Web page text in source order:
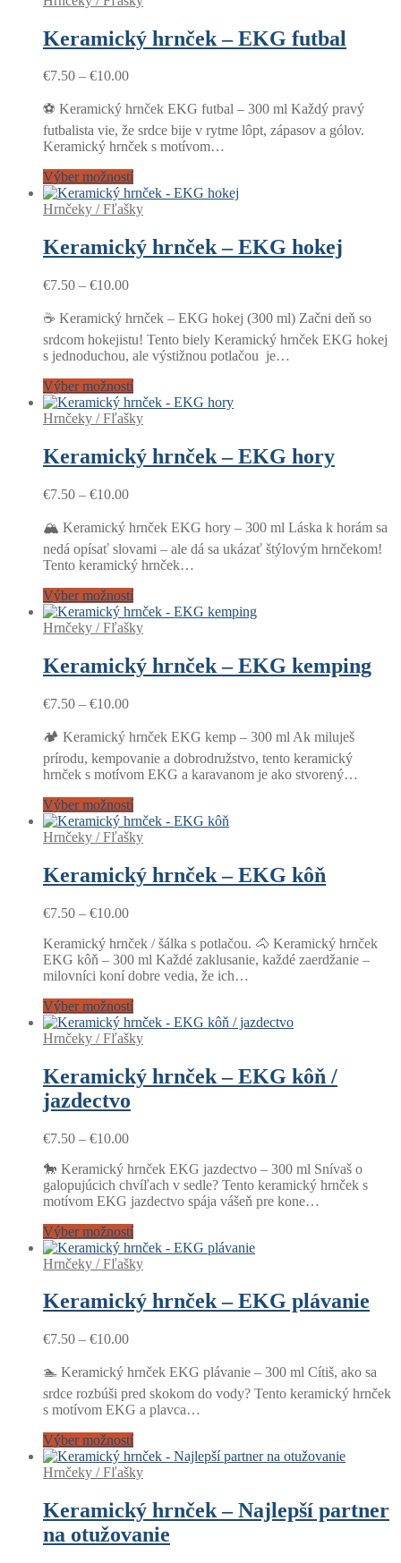
Keramický hrnček – EKG futbal
€7.50 – €10.00Price
€7.50
through
€10.00
⚽ Keramický hrnček EKG futbal – 300 ml Každý pravý
futbalista vie, že srdce bije v rytme lôpt, zápasov a gólov.
Keramický hrnček s motívom…
Výber možností
Hrnčeky / Fľašky
Keramický hrnček – EKG hokej
€7.50 – €10.00Price
€7.50
through
€10.00
☕ Keramický hrnček – EKG hokej (300 ml) Začni deň so
srdcom hokejistu! Tento biely Keramický hrnček EKG hokej
s jednoduchou, ale výstižnou potlačou je…
Výber možností
Hrnčeky / Fľašky
Keramický hrnček – EKG hory
€7.50 – €10.00Price
€7.50
through
€10.00
🏔️ Keramický hrnček EKG hory – 300 ml Láska k horám sa
nedá opísať slovami – ale dá sa ukázať štýlovým hrnčekom!
Tento keramický hrnček…
Výber možností
Hrnčeky / Fľašky
Keramický hrnček – EKG kemping
€7.50 – €10.00Price
€7.50
through
€10.00
🏕️ Keramický hrnček EKG kemp – 300 ml Ak miluješ
prírodu, kempovanie a dobrodružstvo, tento keramický
hrnček s motívom EKG a karavanom je ako stvorený…
Výber možností
Hrnčeky / Fľašky
Keramický hrnček – EKG kôň
€7.50 – €10.00Price
€7.50
through
€10.00
Keramický hrnček / šálka s potlačou. 🐴 Keramický hrnček
EKG kôň – 300 ml Každé zaklusanie, každé zaerdžanie –
milovníci koní dobre vedia, že ich…
Výber možností
Hrnčeky / Fľašky
Keramický hrnček – EKG kôň /
jazdectvo
€7.50 – €10.00Price
€7.50
through
€10.00
🐎 Keramický hrnček EKG jazdectvo – 300 ml Snívaš o
galopujúcich chvíľach v sedle? Tento keramický hrnček s
motívom EKG jazdectvo spája vášeň pre kone…
Výber možností
Hrnčeky / Fľašky
Keramický hrnček – EKG plávanie
€7.50 – €10.00Price
€7.50
through
€10.00
🏊 Keramický hrnček EKG plávanie – 300 ml Cítiš, ako sa
srdce rozbúši pred skokom do vody? Tento keramický hrnček
s motívom EKG a plavca…
Výber možností
Hrnčeky / Fľašky
Keramický hrnček – Najlepší partner
na otužovanie